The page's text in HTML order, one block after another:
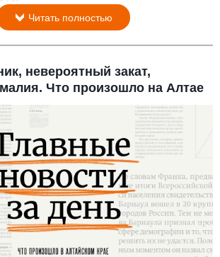
Читать полностью
невероятный закат,
Что произошло на Алтае